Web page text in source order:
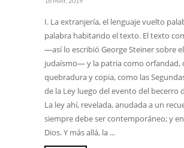
I. La extranjería, el lenguaje vuelto
palabra habitando el texto. El texto
—así lo escribió George Steiner sobre el
judaísmo— y la patria como orfandad,
quebradura y copia, como las
de la Ley luego del evento del becerro
La ley ahí, revelada, anudada a un
siempre debe ser contemporáneo; y
Dios. Y más allá, la ...